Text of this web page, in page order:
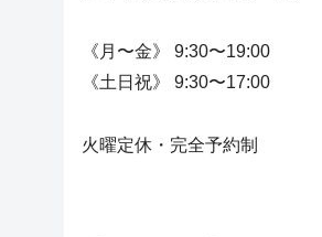
《月〜金》 9:30〜19:00
《土日祝》 9:30〜17:00
火曜定休・完全予約制